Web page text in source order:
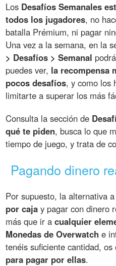
Los Desafíos Semanales
todos los jugadores, no
batalla Prémium, ni pagar
Una vez a la semana, en la
> Desafíos > Semanal
puedes ver, la recompensa
pocos desafíos, y como los
limitarte a superar los más
Consulta la sección de
qué te piden, busca lo que
tiempo de juego, y trata de
Pagando dinero
Por supuesto, la alternativa
por caja y pagar con dinero
más que ir acualquier
Monedas de Overwatch e
tenéis suficiente cantidad, os
para pagar por ellas.